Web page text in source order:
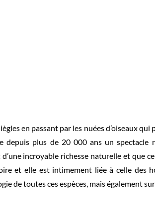
en passant par les nuées d’oiseaux
plus de 20 000 ans un spectacle
incroyable richesse naturelle et que
et elle est intimement liée à celle des
de toutes ces espèces, mais également